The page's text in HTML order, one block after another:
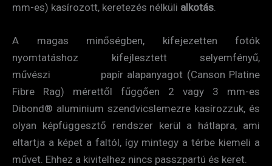
mm-es) kasírozott, keretezés nélküli alkotás
A magas minőségben, kifejezetten fotók
nyomtatáshoz kifejlesztett selyemfényű,
művészi papír alapanyagot (Canson Platine
Fibre Rag) mérettől fűggően 2 vagy 3 mm-es
Dibond® aluminium szendvicslemezre kasírozzuk, és
olyan képfüggesztő rendszer kerül a hátlapra, ami
eltartja a képet a faltól, így mintegy a térbe kiemeli a
művet. Ehhez a kivitelhez nincs passzpartú és keret.